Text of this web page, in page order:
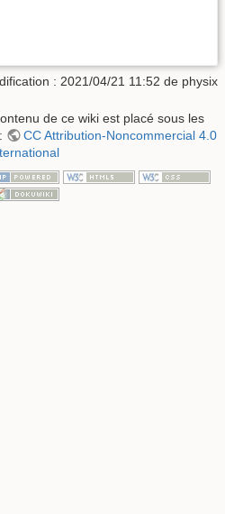
: 2021/04/21 11:52 de physix
de ce wiki est placé sous les
CC Attribution-Noncommercial 4.0